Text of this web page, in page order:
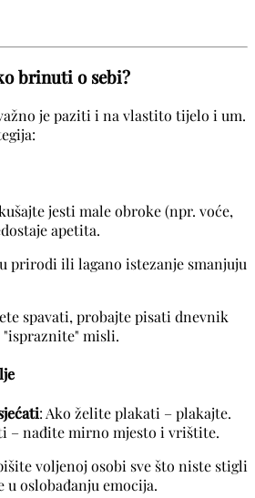
brinuti o sebi?
je paziti i na vlastito tijelo i um.
jesti male obroke (npr. voće,
apetita.
prirodi ili lagano istezanje smanjuju
spavati, probajte pisati dnevnik
"ispraznite" misli.
: Ako želite plakati – plakajte.
– nađite mirno mjesto i vrištite.
voljenoj osobi sve što niste stigli
u oslobađanju emocija.